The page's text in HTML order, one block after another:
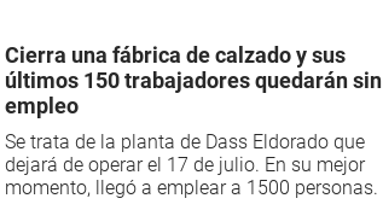
Cierra una fábrica de calzado y sus
últimos 150 trabajadores quedarán sin
empleo
Se trata de la planta de Dass Eldorado que
dejará de operar el 17 de julio. En su mejor
momento, llegó a emplear a 1500 personas.